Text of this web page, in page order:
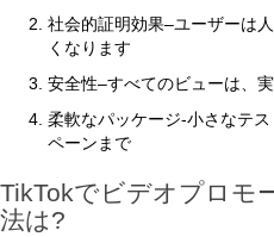
社会的証明効果–ユーザーは
くなります
安全性–すべてのビューは、
柔軟なパッケージ-小さなテ
ペーンまで
TikTokでビデオプロモ
法は?